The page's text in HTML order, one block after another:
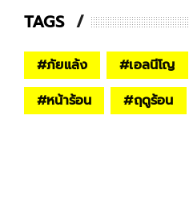
TAGS
#ภัยแล้ง #เอลนีโญ
#หน้าร้อน #ฤดูร้อน